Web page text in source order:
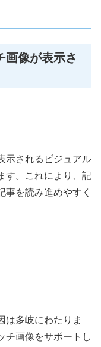
像が表示さ
示されるビジュアル
す。これにより、記
事を読み進めやすく
は多岐にわたりま
チ画像をサポートし